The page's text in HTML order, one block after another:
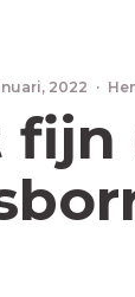
2022 ·
fijn